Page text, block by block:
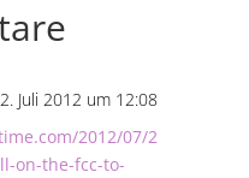
Juli 2012 um 12:08
2012/07/2
on-the-fcc-to-